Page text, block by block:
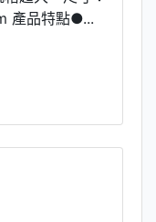
產品特點●...